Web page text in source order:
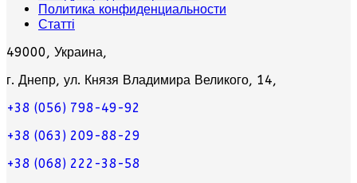
Политика конфиденциальности
Статті
49000, Украина,
г. Днепр, ул. Князя Владимира Великого, 14,
+38 (056) 798-49-92
+38 (063) 209-88-29
+38 (068) 222-38-58